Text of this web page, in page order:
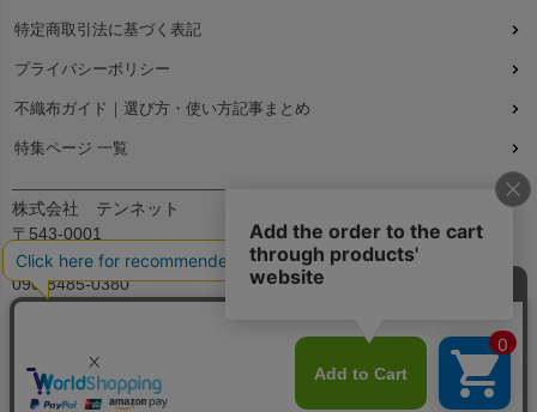
特定商取引法に基づく表記
プライバシーポリシー
不織布ガイド｜選び方・使い方記事まとめ
特集ページ 一覧
株式会社 テンネット
〒543-0001
大阪府大阪市天王寺区上本町7丁目2-23-5B2
090-8485-0380
平日：9:30～12:00、13:00～17:00